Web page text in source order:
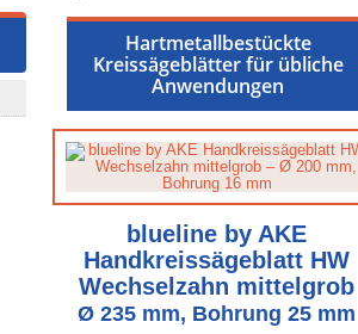
Hartmetallbestückte
Kreissägeblätter für übliche
Anwendungen
blueline by AKE
Handkreissägeblatt HW
Wechselzahn mittelgrob
Ø 235 mm, Bohrung 25 mm